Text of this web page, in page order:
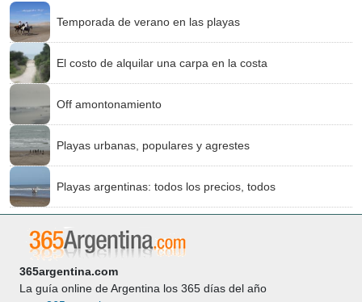
Temporada de verano en las playas
El costo de alquilar una carpa en la costa
Off amontonamiento
Playas urbanas, populares y agrestes
Playas argentinas: todos los precios, todos
365argentina.com
La guía online de Argentina los 365 días del año